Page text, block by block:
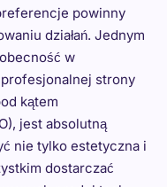
powinny
działań. Jednym
w
strony
kątem
jest absolutną
nie tylko estetyczna i
dostarczać